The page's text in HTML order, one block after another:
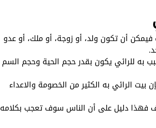
أن تكون ولد، أو زوجة، أو ملك، أو عدو
به للرائي يكون بقدر حجم الحية وحجم السم
بيت الرائي به الكثير من الخصومة والاعداء
فهذا دليل على أن الناس سوف تعجب بكلامه